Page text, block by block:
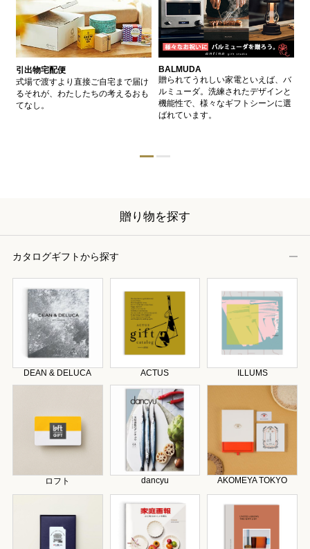
引出物宅配便
式場で渡すより直接ご自宅まで届け
るそれが、わたしたちの考えるおも
てなし。
BALMUDA
贈られてうれしい家電といえば、バ
ルミューダ。洗練されたデザインと
機能性で、様々なギフトシーンに選
ばれています。
贈り物を探す
カタログギフトから探す
DEAN & DELUCA ACTUS ILLUMS
ロフト dancyu AKOMEYA TOKYO